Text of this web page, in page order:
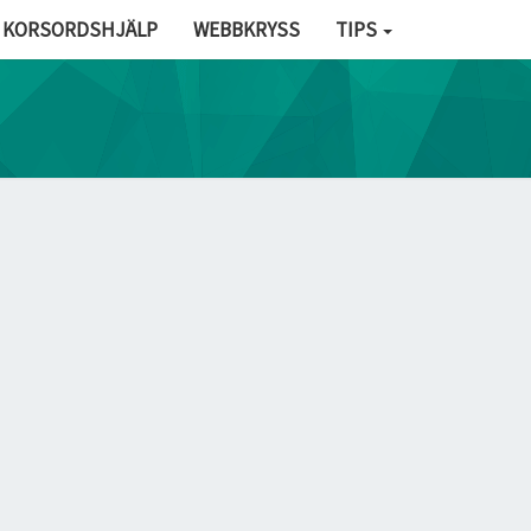
KORSORDSHJÄLP WEBBKRYSS TIPS